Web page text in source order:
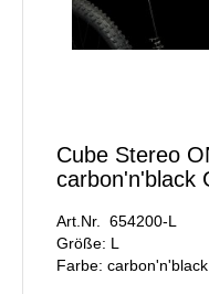
Cube Stereo
carbon'n'black
Art.Nr. 654200-L
Größe: L
Farbe: carbon'n'black